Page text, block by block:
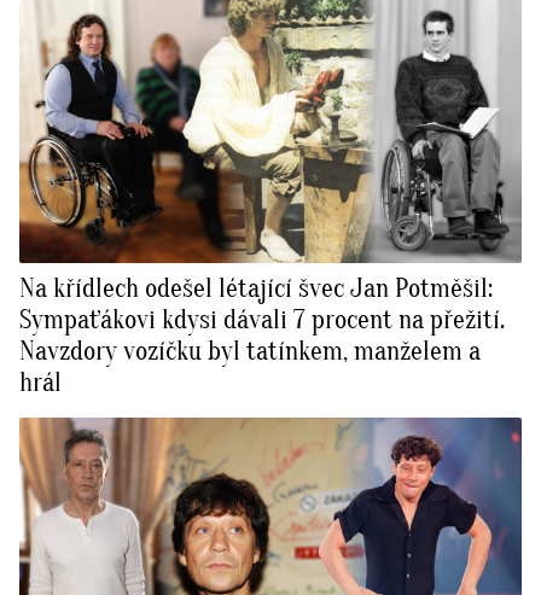
Na křídlech odešel létající švec Jan Potměšil:
Sympaťákovi kdysi dávali 7 procent na přežití.
Navzdory vozíčku byl tatínkem, manželem a
hrál